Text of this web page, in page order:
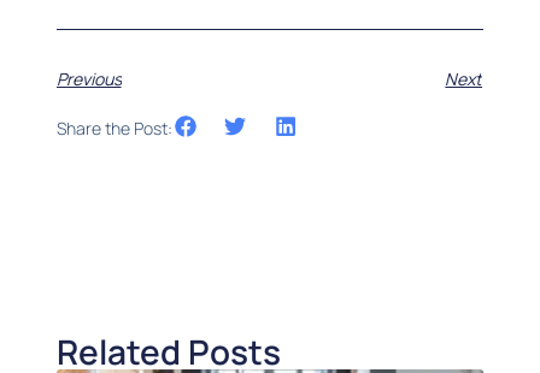
Previous Next
Share the Post:
Related Posts